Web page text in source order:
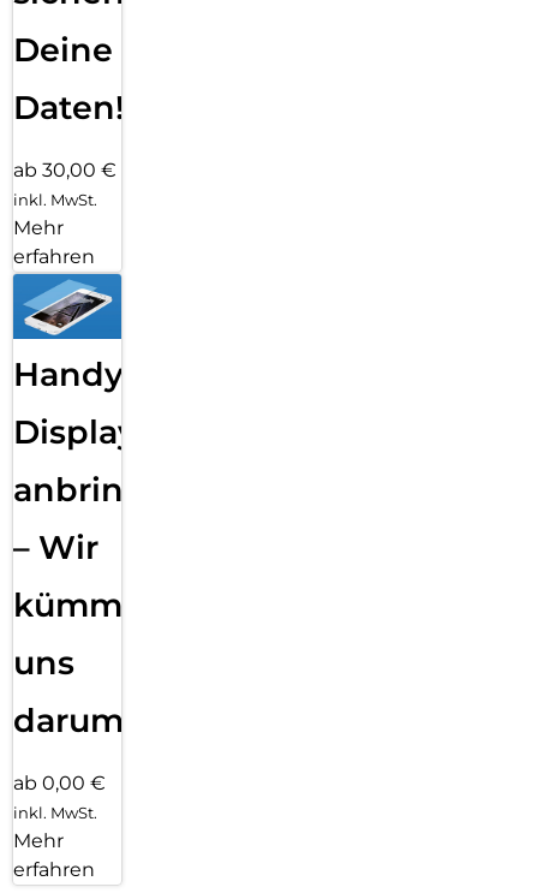
Deine
Daten!
ab 30,00 €
inkl. MwSt.
Mehr
erfahren
Handy
Displayfolie
anbringen
– Wir
kümmern
uns
darum!
ab 0,00 €
inkl. MwSt.
Mehr
erfahren